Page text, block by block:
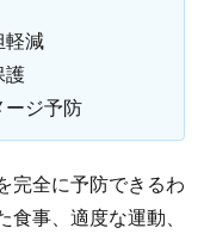
軽減
護
ージ予防
完全に予防できるわ
事、適度な運動、